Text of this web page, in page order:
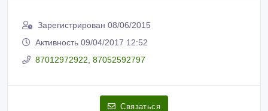
Зарегистрирован 08/06/2015
Активность 09/04/2017 12:52
87012972922, 87052592797
Связаться